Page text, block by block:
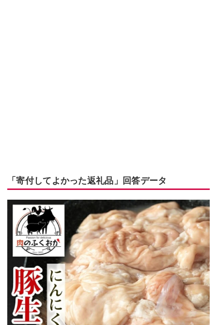
「寄付してよかった返礼品」回答データ